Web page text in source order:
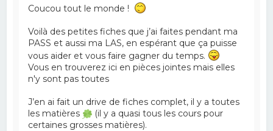
Coucou tout le monde !
Voilà des petites fiches que j’ai faites pendant ma
PASS et aussi ma LAS, en espérant que ça puisse
vous aider et vous faire gagner du temps.
Vous en trouverez ici en pièces jointes mais elles
n'y sont pas toutes
J’en ai fait un drive de fiches complet, il y a toutes
les matières
(il y a quasi tous les cours pour
certaines grosses matières).